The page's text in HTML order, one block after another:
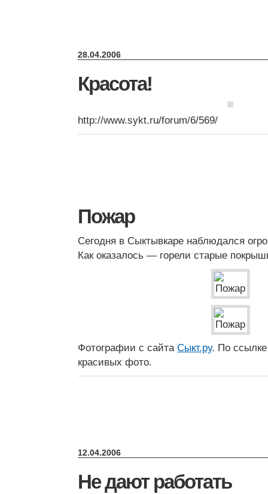
28.04.2006
Красота!
http://www.sykt.ru/forum/6/569/
Пожар
Сегодня в Сыктывкаре наблюдался
Как оказалось — горели старые
Фотографии с сайта Сыкт.ру. По
красивых фото.
12.04.2006
Не дают работать